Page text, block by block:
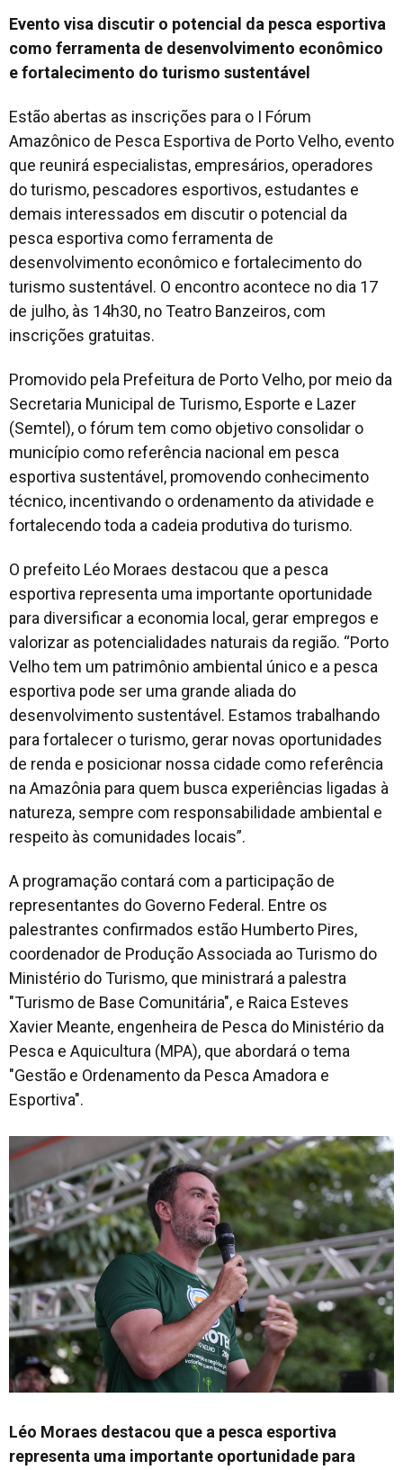
Evento visa discutir o potencial da pesca esportiva
como ferramenta de desenvolvimento econômico
e fortalecimento do turismo sustentável
Estão abertas as inscrições para o I Fórum
Amazônico de Pesca Esportiva de Porto Velho, evento
que reunirá especialistas, empresários, operadores
do turismo, pescadores esportivos, estudantes e
demais interessados em discutir o potencial da
pesca esportiva como ferramenta de
desenvolvimento econômico e fortalecimento do
turismo sustentável. O encontro acontece no dia 17
de julho, às 14h30, no Teatro Banzeiros, com
inscrições gratuitas.
Promovido pela Prefeitura de Porto Velho, por meio da
Secretaria Municipal de Turismo, Esporte e Lazer
(Semtel), o fórum tem como objetivo consolidar o
município como referência nacional em pesca
esportiva sustentável, promovendo conhecimento
técnico, incentivando o ordenamento da atividade e
fortalecendo toda a cadeia produtiva do turismo.
O prefeito Léo Moraes destacou que a pesca
esportiva representa uma importante oportunidade
para diversificar a economia local, gerar empregos e
valorizar as potencialidades naturais da região. “Porto
Velho tem um patrimônio ambiental único e a pesca
esportiva pode ser uma grande aliada do
desenvolvimento sustentável. Estamos trabalhando
para fortalecer o turismo, gerar novas oportunidades
de renda e posicionar nossa cidade como referência
na Amazônia para quem busca experiências ligadas à
natureza, sempre com responsabilidade ambiental e
respeito às comunidades locais”.
A programação contará com a participação de
representantes do Governo Federal. Entre os
palestrantes confirmados estão Humberto Pires,
coordenador de Produção Associada ao Turismo do
Ministério do Turismo, que ministrará a palestra
"Turismo de Base Comunitária", e Raica Esteves
Xavier Meante, engenheira de Pesca do Ministério da
Pesca e Aquicultura (MPA), que abordará o tema
"Gestão e Ordenamento da Pesca Amadora e
Esportiva".
Léo Moraes destacou que a pesca esportiva
representa uma importante oportunidade para